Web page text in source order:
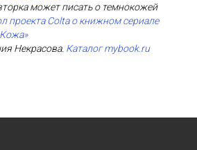
может писать о темнокожей
проекта Colta о книжном сериале
Некрасова. Каталог mybook.ru